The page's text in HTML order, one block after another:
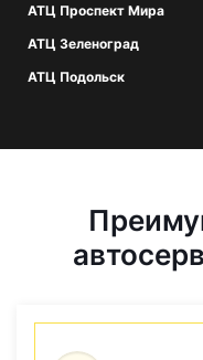
АТЦ Проспект Мира
АТЦ Зеленоград
АТЦ Подольск